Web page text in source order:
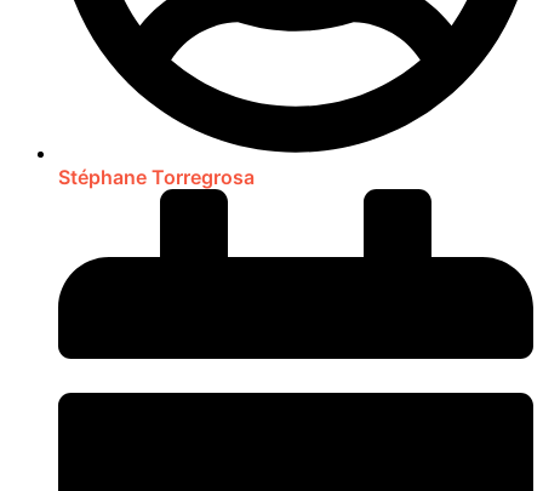
Stéphane Torregrosa